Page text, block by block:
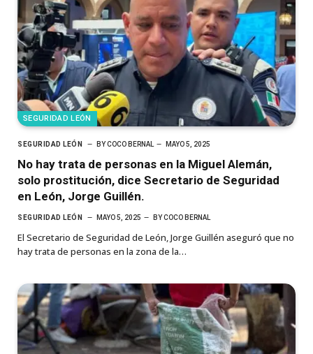
SEGURIDAD LEÓN
SEGURIDAD LEÓN BYCOCO BERNAL MAYO 5, 2025
No hay trata de personas en la Miguel Alemán,
solo prostitución, dice Secretario de Seguridad
en León, Jorge Guillén.
SEGURIDAD LEÓN MAYO 5, 2025 BYCOCO BERNAL
El Secretario de Seguridad de León, Jorge Guillén aseguró que no
hay trata de personas en la zona de la…